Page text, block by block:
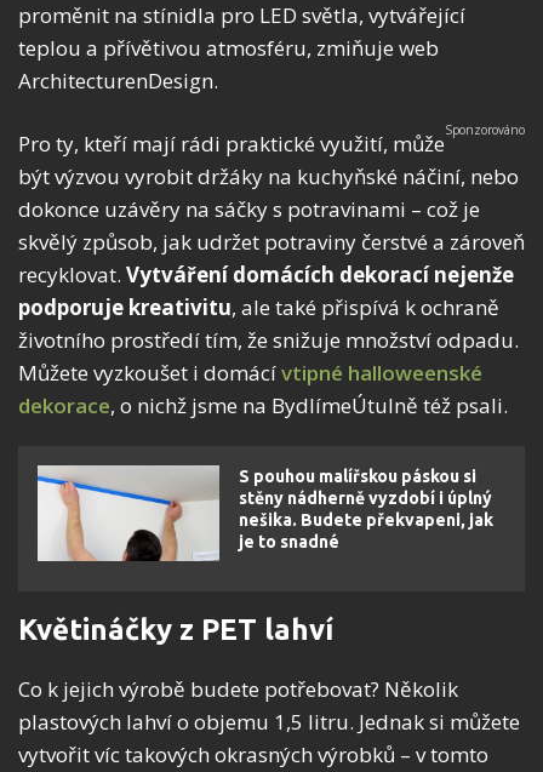
proměnit na stínidla pro LED světla, vytvářející
teplou a přívětivou atmosféru, zmiňuje web
ArchitecturenDesign.
Pro ty, kteří mají rádi praktické využití, může
být výzvou vyrobit držáky na kuchyňské náčiní, nebo
dokonce uzávěry na sáčky s potravinami – což je
skvělý způsob, jak udržet potraviny čerstvé a zároveň
recyklovat. Vytváření domácích dekorací nejenže
podporuje kreativitu, ale také přispívá k ochraně
životního prostředí tím, že snižuje množství odpadu.
Můžete vyzkoušet i domácívtipné halloweenské
dekorace, o nichž jsme na BydlímeÚtulně též psali.
S pouhou malířskou páskou si
stěny nádherně vyzdobí i úplný
nešika. Budete překvapeni, jak
je to snadné
Květináčky z PET lahví
Co k jejich výrobě budete potřebovat? Několik
plastových lahví o objemu 1,5 litru. Jednak si můžete
vytvořit víc takových okrasných výrobků – v tomto